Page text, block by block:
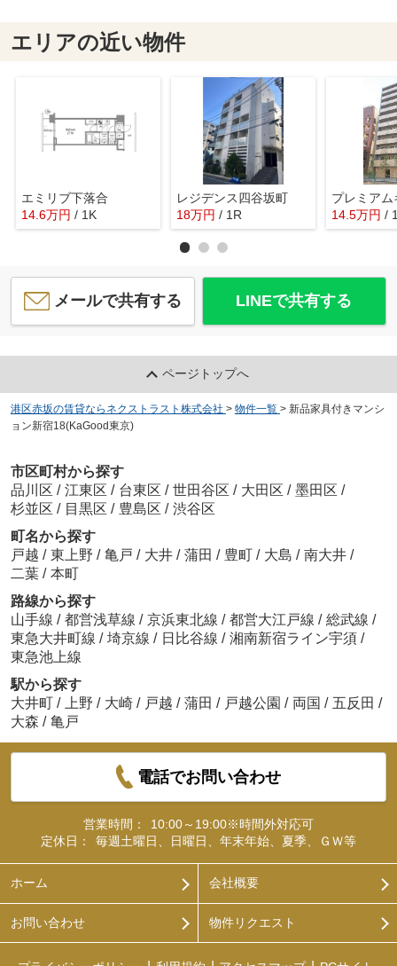
エリアの近い物件
エミリブ下落合
14.6万円 / 1K
レジデンス四谷坂町
18万円 / 1R 14.5万円 /
メールで共有する LINEで共有する
ページトップへ
港区赤坂の賃貸ならネクストラスト株式会社 > 物件一覧 > 新品家具付きマンシ
ョン新宿18(KaGood東京)
市区町村から探す
品川区 / 江東区 / 台東区 / 世田谷区 / 大田区 / 墨田区 /
杉並区 / 目黒区 / 豊島区 / 渋谷区
町名から探す
戸越 / 東上野 / 亀戸 / 大井 / 蒲田 / 豊町 / 大島 / 南大井 /
二葉 / 本町
路線から探す
山手線 / 都営浅草線 / 京浜東北線 / 都営大江戸線 / 総武線 /
東急大井町線 / 埼京線 / 日比谷線 / 湘南新宿ライン宇須 /
東急池上線
駅から探す
大井町 / 上野 / 大崎 / 戸越 / 蒲田 / 戸越公園 / 両国 / 五反田 /
大森 / 亀戸
電話でお問い合わせ
営業時間：
10:00～19:00※時間外対応可
定休日：
毎週土曜日、日曜日、年末年始、夏季、ＧＷ等
ホーム 会社概要
お問い合わせ 物件リクエスト